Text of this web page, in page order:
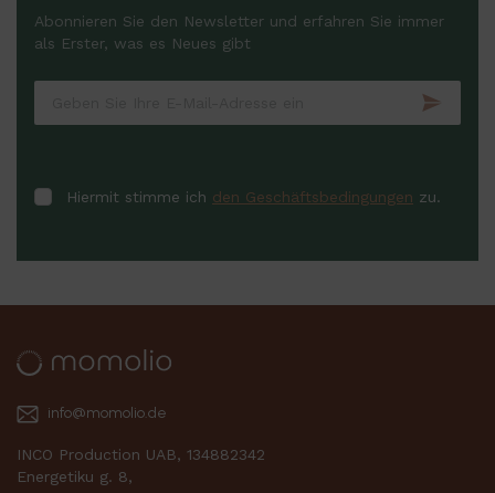
Abonnieren Sie den Newsletter und erfahren Sie immer
als Erster, was es Neues gibt
Hiermit stimme ich den Geschäftsbedingungen zu.
info@momolio.de
INCO Production UAB, 134882342
Energetiku g. 8,